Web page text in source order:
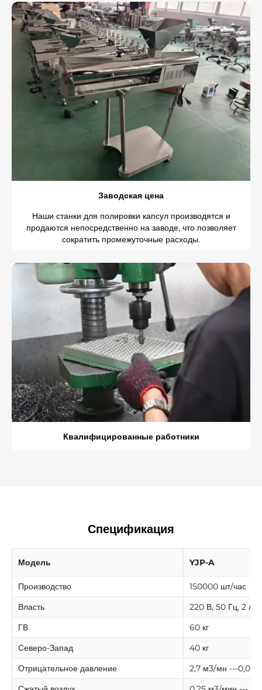
Заводская цена
Наши станки для полировки капсул производятся и
продаются непосредственно на заводе, что позволяет
сократить промежуточные расходы.
Квалифицированные работники
Спецификация
Модель YJP-A
Производство
150000 шт/час
Власть
220 В, 50 Гц, 2 А,
ГВ
60 кг
Северо-Запад
40 кг
Отрицательное давление
2,7 м3/мн ---0,01